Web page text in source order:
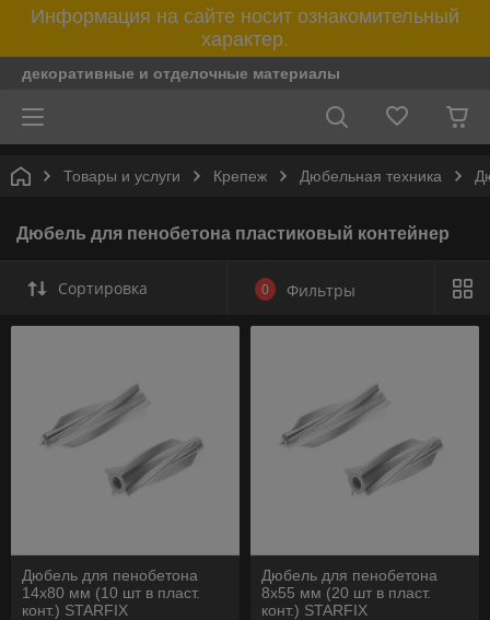
Информация на сайте носит ознакомительный
характер.
декоративные и отделочные материалы
Товары и услуги Крепеж Дюбельная техника
Дюбель для пенобетона пластиковый контейнер
Сортировка 0 Фильтры
Дюбель для пенобетона
14х80 мм (10 шт в пласт.
конт.) STARFIX
Дюбель для пенобетона
8х55 мм (20 шт в пласт.
конт.) STARFIX